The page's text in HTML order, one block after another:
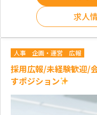
求人
人事 企画・運営 広報
採用広報/未経験歓迎/
すポジション